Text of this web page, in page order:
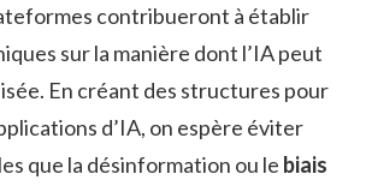
contribueront à établir
sur la manière dont l’IA peut
En créant des structures pour
d’IA, on espère éviter
que la désinformation ou le biais